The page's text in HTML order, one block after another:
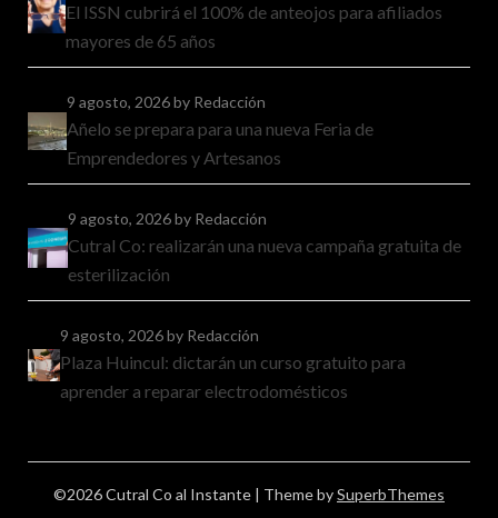
El ISSN cubrirá el 100% de anteojos para afiliados
mayores de 65 años
9 agosto, 2026by Redacción
Añelo se prepara para una nueva Feria de
Emprendedores y Artesanos
9 agosto, 2026by Redacción
Cutral Co: realizarán una nueva campaña gratuita de
esterilización
9 agosto, 2026by Redacción
Plaza Huincul: dictarán un curso gratuito para
aprender a reparar electrodomésticos
©2026 Cutral Co al Instante | Theme bySuperbThemes